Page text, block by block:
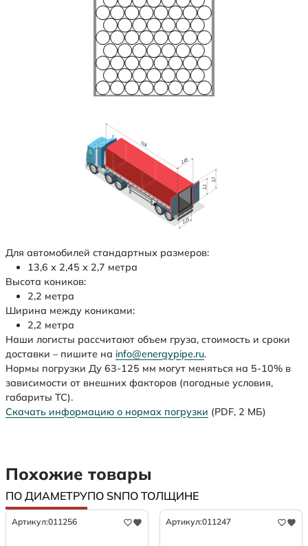
Для автомобилей стандартных размеров:
13,6 х 2,45 х 2,7 метра
Высота коников:
2,2 метра
Ширина между кониками:
2,2 метра
Наши логисты рассчитают объем груза, стоимость и сроки
доставки – пишите на info@energypipe.ru.
Нормы погрузки Ду 63-125 мм могут меняться на 5-10% в
зависимости от внешних факторов (погодные условия,
габариты ТС).
Скачать информацию о нормах погрузки (PDF, 2 МБ)
Похожие товары
ПО ДИАМЕТРУПО SNПО ТОЛЩИНЕ
Артикул:011256 Артикул:011247